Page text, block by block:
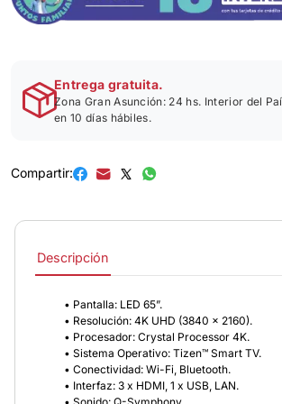
Entrega gratuita.
Zona Gran Asunción: 24 hs. Interior del
en 10 días hábiles.
Compartir:
Descripción
• Pantalla: LED 65”.
• Resolución: 4K UHD (3840 x 2160).
• Procesador: Crystal Processor 4K.
• Sistema Operativo: Tizen™ Smart TV.
• Conectividad: Wi-Fi, Bluetooth.
• Interfaz: 3 x HDMI, 1 x USB, LAN.